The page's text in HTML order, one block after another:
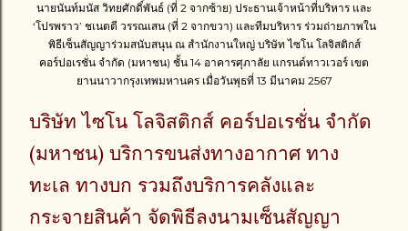
นายนันท์มนัส วิทยศักดิ์พันธ์ (ที่ 2 จากซ้าย) ประธานเจ้าหน้าที่บริหาร และ
‘โปรพราว’ ชเนตตี วรรณเสน (ที่ 2 จากขวา) และทีมบริหาร ร่วมถ่ายภาพใน
พิธีเซ็นสัญญาร่วมสนับสนุน ณ สำนักงานใหญ่ บริษัท ไซโน โลจิสติกส์
คอร์ปอเรชั่น จำกัด (มหาชน) ชั้น 14 อาคารศุภาลัย แกรนด์ทาวเวอร์ เขต
ยานนาวากรุงเทพมหานคร เมื่อวันพุธที่ 13 มีนาคม 2567
บริษัท ไซโน โลจิสติกส์ คอร์ปอเรชั่น จำกัด
(มหาชน) บริการขนส่งทางอากาศ ทาง
ทะเล ทางบก รวมถึงบริการคลังและ
กระจายสินค้า จัดพิธีลงนามเซ็นสัญญา